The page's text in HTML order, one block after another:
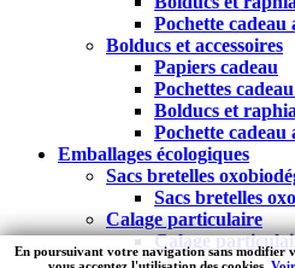
En poursuivant votre navigation sans modifier
Pochette cadeau
Bolducs et accessoires
Papiers cadeau
Pochettes
Bolducs et raphia
Pochette cadeau
Emballages écologiques
Sacs bretelles
Sacs bretelles
Calage particulaire
Calage